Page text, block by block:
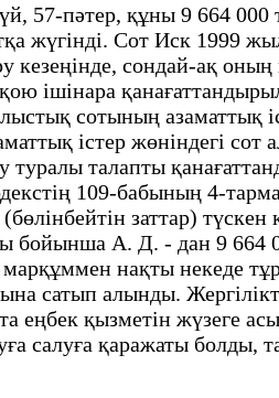
57-пәтер, құны 9 664 000
жүгінді. Сот Иск 1999
кезеңінде, сондай-ақ
ішінара
сотының азаматтық
істер жөніндегі
талапты
109-бабының 4-
заттар)
бойынша А. Д. - дан 9
нақты некеде
сатып алынды.
еңбек қызметін жүзеге
салуға қаражаты болды,